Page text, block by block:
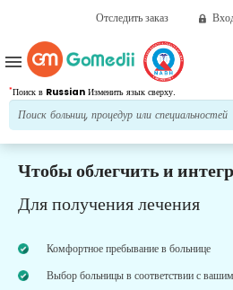
Отследить заказ
*Поиск в Russian Изменить язык сверху.
menu
Чтобы облегчить и
Для получения лечения
Комфортное пребывание в больнице
Выбор больницы в соответствии с